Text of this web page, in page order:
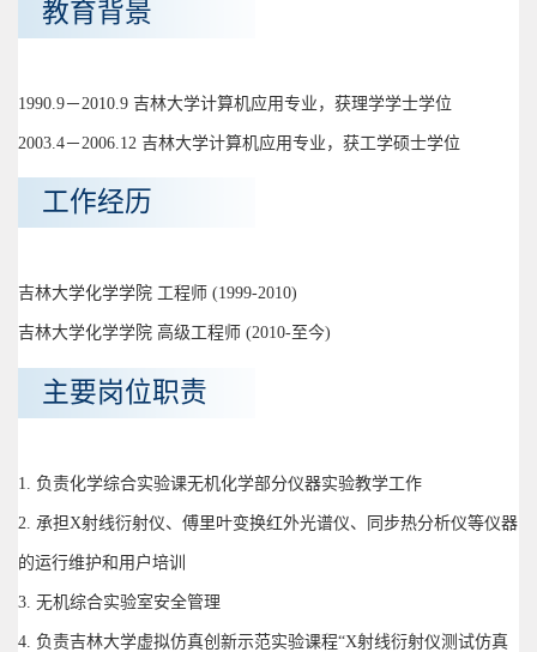
教育背景
1990.9－2010.9 吉林大学计算机应用专业，获理学学士学位
2003.4－2006.12 吉林大学计算机应用专业，获工学硕士学位
工作经历
吉林大学化学学院 工程师 (1999-2010)
吉林大学化学学院 高级工程师 (2010-至今)
主要岗位职责
1. 负责化学综合实验课无机化学部分仪器实验教学工作
2. 承担X射线衍射仪、傅里叶变换红外光谱仪、同步热分析仪等仪器
的运行维护和用户培训
3. 无机综合实验室安全管理
4. 负责吉林大学虚拟仿真创新示范实验课程“X射线衍射仪测试仿真